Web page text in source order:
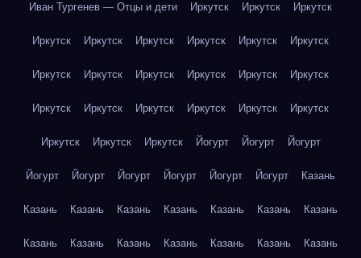
Иван Тургенев — Отцы и дети Иркутск Иркутск Иркутск
Иркутск Иркутск Иркутск Иркутск Иркутск Иркутск
Иркутск Иркутск Иркутск Иркутск Иркутск Иркутск
Иркутск Иркутск Иркутск Иркутск Иркутск Иркутск
Иркутск Иркутск Иркутск Йогурт Йогурт Йогурт
Йогурт Йогурт Йогурт Йогурт Йогурт Йогурт Казань
Казань Казань Казань Казань Казань Казань Казань
Казань Казань Казань Казань Казань Казань Казань